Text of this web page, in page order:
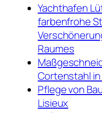
Yachthafen
farbenfrohe
Raumes
Cortenstahl
Pflege von
Lisieux